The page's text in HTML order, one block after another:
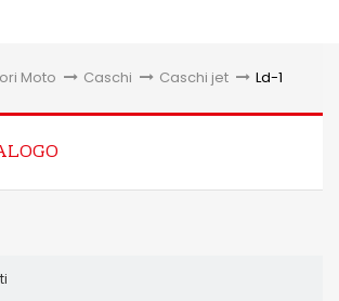
Moto > Caschi > Caschi jet > Ld-1